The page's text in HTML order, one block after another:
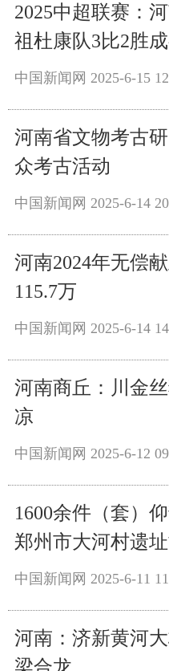
2025中超联赛：
祖杜康队3比2胜
中国新闻网 2025-6-15
河南省文物考古
众考古活动
中国新闻网 2025-6-14
河南2024年无偿
115.7万
中国新闻网 2025-6-14
河南商丘：川金
凉
中国新闻网 2025-6-12
1600余件（套）
郑州市大河村遗
中国新闻网 2025-6-11
河南：济新黄河